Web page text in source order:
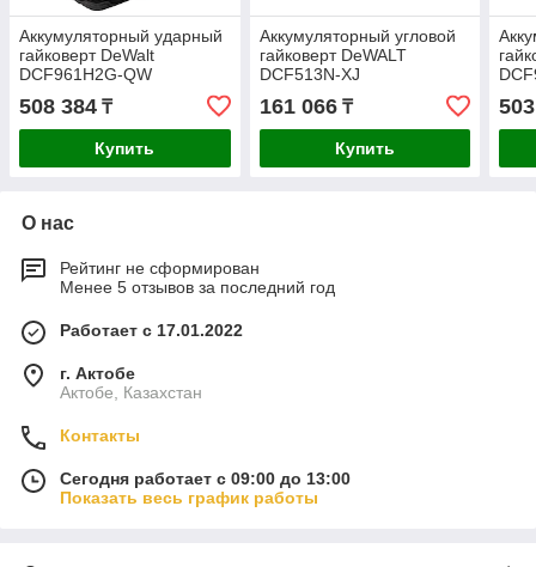
Аккумуляторный ударный
гайковерт DeWalt
DCF961H2G-QW
508 384 ₸
Купить
Аккумуляторный угловой
гайковерт DeWALT
DCF513N-XJ
161 066₸
Купить
О нас
Рейтинг не сформирован
Менее 5 отзывов за последний год
Работает с 17.01.2022
г. Актобе
Актобе, Казахстан
Контакты
Сегодня работает с 09:00 до 13:00
Показать весь график работы